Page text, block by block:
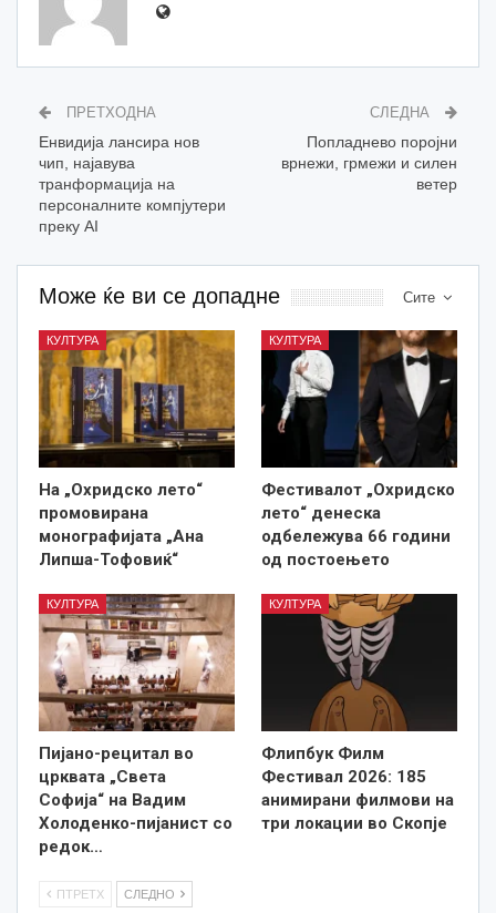
ПРЕТХОДНА
Енвидија лансира нов
чип, најавува
транформација на
персоналните компјутери
преку AI
СЛЕДНА
Попладнево поројни
врнежи, грмежи и силен
ветер
Сите
Може ќе ви се допадне
КУЛТУРА
На „Охридско лето“
промовирана
монографијата „Ана
Липша-Тофовиќ“
КУЛТУРА
Фестивалот „Охридско
лето“ денеска
одбележува 66 години
од постоењето
КУЛТУРА
Пијано-рецитал во
црквата „Света
Софија“ на Вадим
Холоденко-пијанист со
редок…
КУЛТУРА
Флипбук Филм
Фестивал 2026: 185
анимирани филмови на
три локации во Скопје
ПТРЕТХ СЛЕДНО